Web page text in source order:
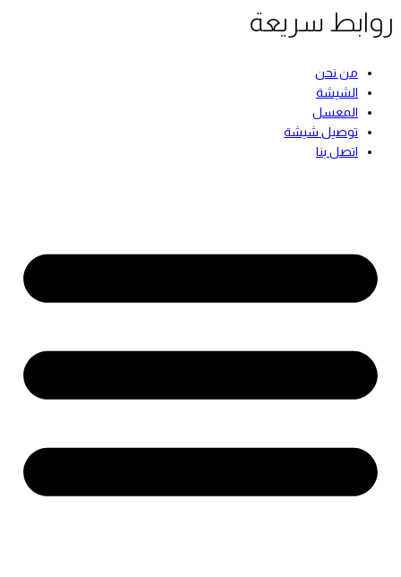
روابط سريعة
من نحن
الشيشة
المعسل
توصيل شيشة
اتصل بنا